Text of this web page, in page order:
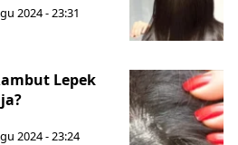
2024 - 23:31
Lepek
2024 - 23:24